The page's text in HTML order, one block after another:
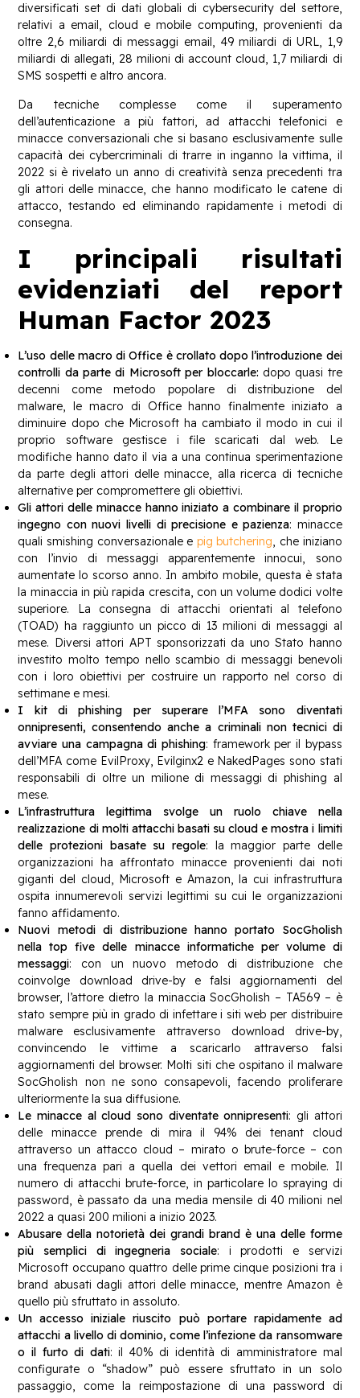
diversificati set di dati globali di cybersecurity del settore,
relativi a email, cloud e mobile computing, provenienti da
oltre 2,6 miliardi di messaggi email, 49 miliardi di URL, 1,9
miliardi di allegati, 28 milioni di account cloud, 1,7 miliardi di
SMS sospetti e altro ancora.
Da tecniche complesse come il superamento
dell’autenticazione a più fattori, ad attacchi telefonici e
minacce conversazionali che si basano esclusivamente sulle
capacità dei cybercriminali di trarre in inganno la vittima, il
2022 si è rivelato un anno di creatività senza precedenti tra
gli attori delle minacce, che hanno modificato le catene di
attacco, testando ed eliminando rapidamente i metodi di
consegna.
I principali risultati
evidenziati del report
Human Factor 2023
L’uso delle macro di Office è crollato dopo l’introduzione dei
controlli da parte di Microsoft per bloccarle: dopo quasi tre
decenni come metodo popolare di distribuzione del
malware, le macro di Office hanno finalmente iniziato a
diminuire dopo che Microsoft ha cambiato il modo in cui il
proprio software gestisce i file scaricati dal web. Le
modifiche hanno dato il via a una continua sperimentazione
da parte degli attori delle minacce, alla ricerca di tecniche
alternative per compromettere gli obiettivi.
Gli attori delle minacce hanno iniziato a combinare il proprio
ingegno con nuovi livelli di precisione e pazienza: minacce
quali smishing conversazionale e pig butchering, che iniziano
con l’invio di messaggi apparentemente innocui, sono
aumentate lo scorso anno. In ambito mobile, questa è stata
la minaccia in più rapida crescita, con un volume dodici volte
superiore. La consegna di attacchi orientati al telefono
(TOAD) ha raggiunto un picco di 13 milioni di messaggi al
mese. Diversi attori APT sponsorizzati da uno Stato hanno
investito molto tempo nello scambio di messaggi benevoli
con i loro obiettivi per costruire un rapporto nel corso di
settimane e mesi.
I kit di phishing per superare l’MFA sono diventati
onnipresenti, consentendo anche a criminali non tecnici di
avviare una campagna di phishing: framework per il bypass
dell’MFA come EvilProxy, Evilginx2 e NakedPages sono stati
responsabili di oltre un milione di messaggi di phishing al
mese.
L’infrastruttura legittima svolge un ruolo chiave nella
realizzazione di molti attacchi basati su cloud e mostra i limiti
delle protezioni basate su regole: la maggior parte delle
organizzazioni ha affrontato minacce provenienti dai noti
giganti del cloud, Microsoft e Amazon, la cui infrastruttura
ospita innumerevoli servizi legittimi su cui le organizzazioni
fanno affidamento.
Nuovi metodi di distribuzione hanno portato SocGholish
nella top five delle minacce informatiche per volume di
messaggi: con un nuovo metodo di distribuzione che
coinvolge download drive-by e falsi aggiornamenti del
browser, l’attore dietro la minaccia SocGholish – TA569 – è
stato sempre più in grado di infettare i siti web per distribuire
malware esclusivamente attraverso download drive-by,
convincendo le vittime a scaricarlo attraverso falsi
aggiornamenti del browser. Molti siti che ospitano il malware
SocGholish non ne sono consapevoli, facendo proliferare
ulteriormente la sua diffusione.
Le minacce al cloud sono diventate onnipresenti: gli attori
delle minacce prende di mira il 94% dei tenant cloud
attraverso un attacco cloud – mirato o brute-force – con
una frequenza pari a quella dei vettori email e mobile. Il
numero di attacchi brute-force, in particolare lo spraying di
password, è passato da una media mensile di 40 milioni nel
2022 a quasi 200 milioni a inizio 2023.
Abusare della notorietà dei grandi brand è una delle forme
più semplici di ingegneria sociale: i prodotti e servizi
Microsoft occupano quattro delle prime cinque posizioni tra i
brand abusati dagli attori delle minacce, mentre Amazon è
quello più sfruttato in assoluto.
Un accesso iniziale riuscito può portare rapidamente ad
attacchi a livello di dominio, come l’infezione da ransomware
o il furto di dati: il 40% di identità di amministratore mal
configurate o “shadow” può essere sfruttato in un solo
passaggio, come la reimpostazione di una password di